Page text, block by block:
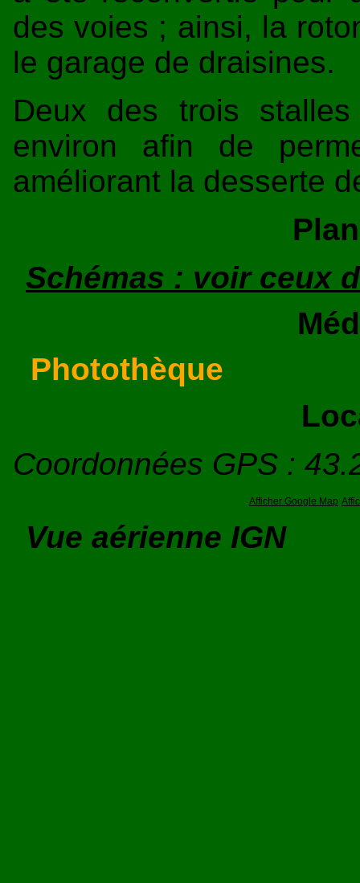
des voies ; ainsi, la
le garage de draisines.
Deux des trois
environ afin de
améliorant la desserte
Schémas : voir ceux
Photothèque
Coordonnées GPS :
Afficher Google Map
Vue aérienne IGN